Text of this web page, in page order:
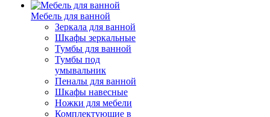
Мебель для ванной
Зеркала для ванной
Шкафы зеркальные
Тумбы для ванной
Тумбы под
умывальник
Пеналы для ванной
Шкафы навесные
Ножки для мебели
Комплектующие в